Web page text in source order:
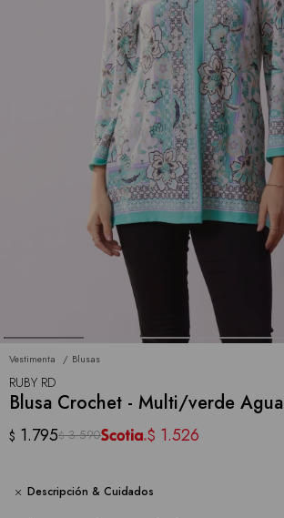
Vestimenta Blusas
RUBY RD
Blusa Crochet - Multi/verde Agua
$ 1.795$ 3.590 $ 1.526
Descripción & Cuidados